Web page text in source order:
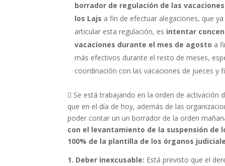
borrador de regulación de las
los Lajs a fin de efectuar alegaciones, que
articular esta regulación, es intentar
vacaciones durante el mes de agosto a
más efectivos durante el resto de meses,
coordinación con las vacaciones de jueces y
 Se está trabajando en la orden de activación
que en el día de hoy, además de las
poder contar un un borrador de la orden
con el levantamiento de la suspensión de
100% de la plantilla de los órganos
1. Deber inexcusable: Está previsto que el